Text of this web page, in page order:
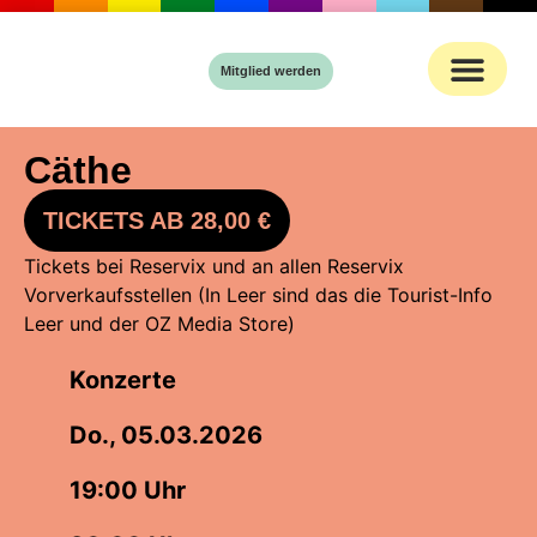
Mitglied werden
Cäthe
TICKETS AB 28,00 €
Tickets bei Reservix und an allen Reservix
Vorverkaufsstellen (In Leer sind das die Tourist-Info
Leer und der OZ Media Store)
Konzerte
Do., 05.03.2026
19:00 Uhr